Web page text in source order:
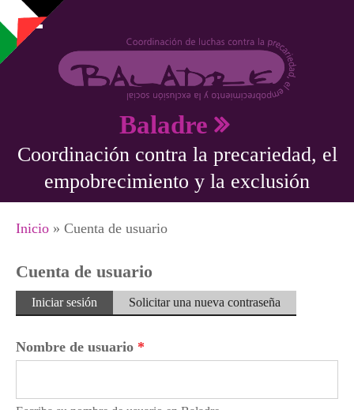
Pasar al contenido principal
Baladre
Coordinación contra la precariedad, el
empobrecimiento y la exclusión
Se encuentra usted aquí
Inicio » Cuenta de usuario
Cuenta de usuario
Solapas principales
Iniciar sesión (solapaSolicitar una nueva contraseña
Nombre de usuario *